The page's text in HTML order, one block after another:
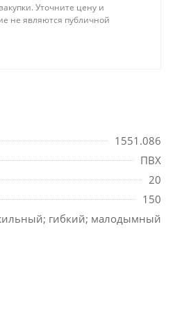
Уточните цену и
не являются публичной
1551.086
ПВХ
20
150
гибкий; малодымный